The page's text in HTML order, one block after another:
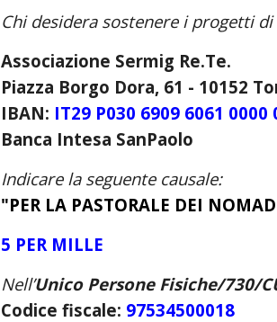
Chi desidera sostenere i progetti
Associazione Sermig Re.Te.
Piazza Borgo Dora, 61 - 10152
IBAN: IT29 P030 6909 6061 0000
Banca Intesa SanPaolo
Indicare la seguente causale:
"PER LA PASTORALE DEI
5 PER MILLE
Nell’Unico Persone Fisiche/730/
Codice fiscale: 97534500018